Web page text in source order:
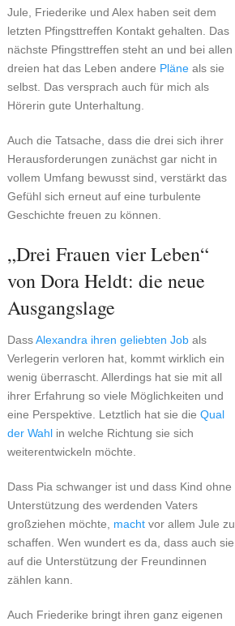
Jule, Friederike und Alex haben seit dem
letzten Pfingsttreffen Kontakt gehalten. Das
nächste Pfingsttreffen steht an und bei allen
dreien hat das Leben andere Pläneals sie
selbst. Das versprach auch für mich als
Hörerin gute Unterhaltung.
Auch die Tatsache, dass die drei sich ihrer
Herausforderungen zunächst gar nicht in
vollem Umfang bewusst sind, verstärkt das
Gefühl sich erneut auf eine turbulente
Geschichte freuen zu können.
„Drei Frauen vier Leben“
von Dora Heldt: die neue
Ausgangslage
DassAlexandra ihren geliebten Jobals
Verlegerin verloren hat, kommt wirklich ein
wenig überrascht. Allerdings hat sie mit all
ihrer Erfahrung so viele Möglichkeiten und
eine Perspektive. Letztlich hat sie die Qual
der Wahlin welche Richtung sie sich
weiterentwickeln möchte.
Dass Pia schwanger ist und dass Kind ohne
Unterstützung des werdenden Vaters
großziehen möchte, machtvor allem Jule zu
schaffen. Wen wundert es da, dass auch sie
auf die Unterstützung der Freundinnen
zählen kann.
Auch Friederike bringt ihren ganz eigenen